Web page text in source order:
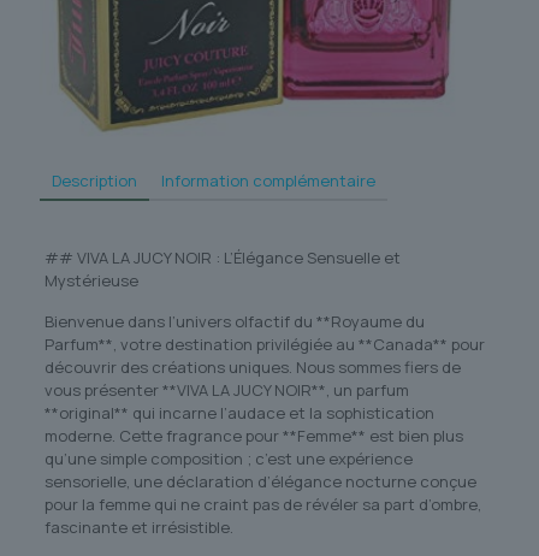
Description Information complémentaire
## VIVA LA JUCY NOIR : L’Élégance Sensuelle et
Mystérieuse
Bienvenue dans l’univers olfactif du **Royaume du
Parfum**, votre destination privilégiée au **Canada** pour
découvrir des créations uniques. Nous sommes fiers de
vous présenter **VIVA LA JUCY NOIR**, un parfum
**original** qui incarne l’audace et la sophistication
moderne. Cette fragrance pour **Femme** est bien plus
qu’une simple composition ; c’est une expérience
sensorielle, une déclaration d’élégance nocturne conçue
pour la femme qui ne craint pas de révéler sa part d’ombre,
fascinante et irrésistible.